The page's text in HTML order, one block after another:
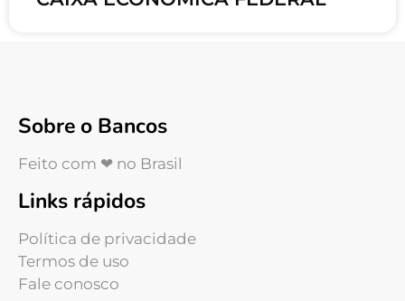
Sobre o Bancos
Feito com ❤ no Brasil
Links rápidos
Política de privacidade
Termos de uso
Fale conosco